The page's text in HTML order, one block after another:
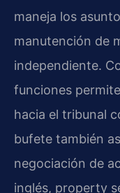
maneja los
manutención de
independiente.
funciones
hacia el tribunal
bufete también
negociación de
inglés, property